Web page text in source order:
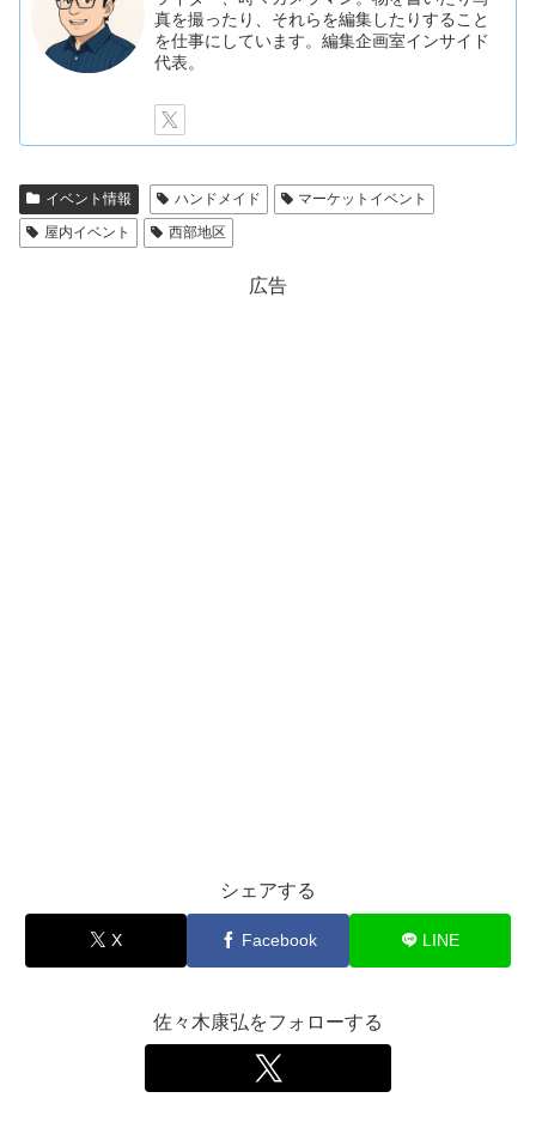
真を撮ったり、それらを編集したりすること
を仕事にしています。編集企画室インサイド
代表。
イベント情報 ハンドメイド
マーケットイベント
屋内イベント
西部地区
広告
シェアする
X Facebook LINE
佐々木康弘をフォローする